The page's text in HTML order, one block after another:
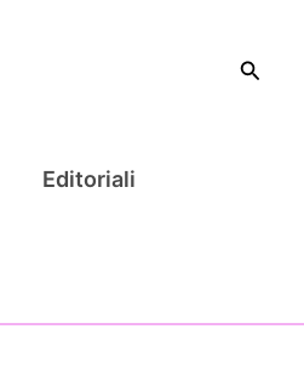
Cerca
Editoriali